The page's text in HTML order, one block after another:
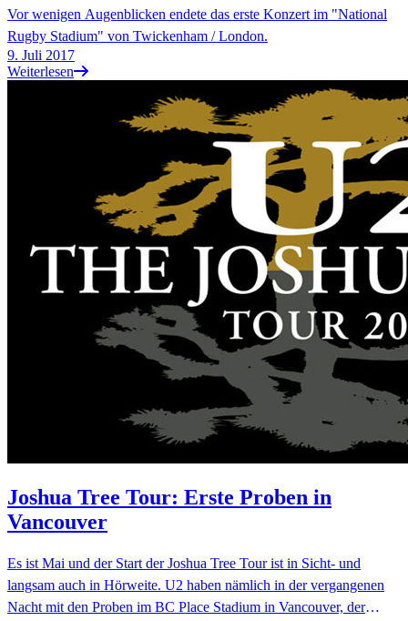
Vor wenigen Augenblicken endete das erste Konzert im "National
Rugby Stadium" von Twickenham / London.
9. Juli 2017
Weiterlesen
Joshua Tree Tour: Erste Proben in
Vancouver
Es ist Mai und der Start der Joshua Tree Tour ist in Sicht- und
langsam auch in Hörweite. U2 haben nämlich in der vergangenen
Nacht mit den Proben im BC Place Stadium in Vancouver, der